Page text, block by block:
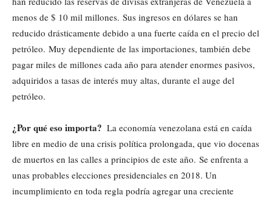
menos de $ 10 mil millones. Sus ingresos en dólares se han
reducido drásticamente debido a una fuerte caída en el precio del
petróleo. Muy dependiente de las importaciones, también debe
pagar miles de millones cada año para atender enormes pasivos,
adquiridos a tasas de interés muy altas, durante el auge del
petróleo.
¿Por qué eso importa? La economía venezolana está en caída
libre en medio de una crisis política prolongada, que vio docenas
de muertos en las calles a principios de este año. Se enfrenta a
unas probables elecciones presidenciales en 2018. Un
incumplimiento en toda regla podría agregar una creciente